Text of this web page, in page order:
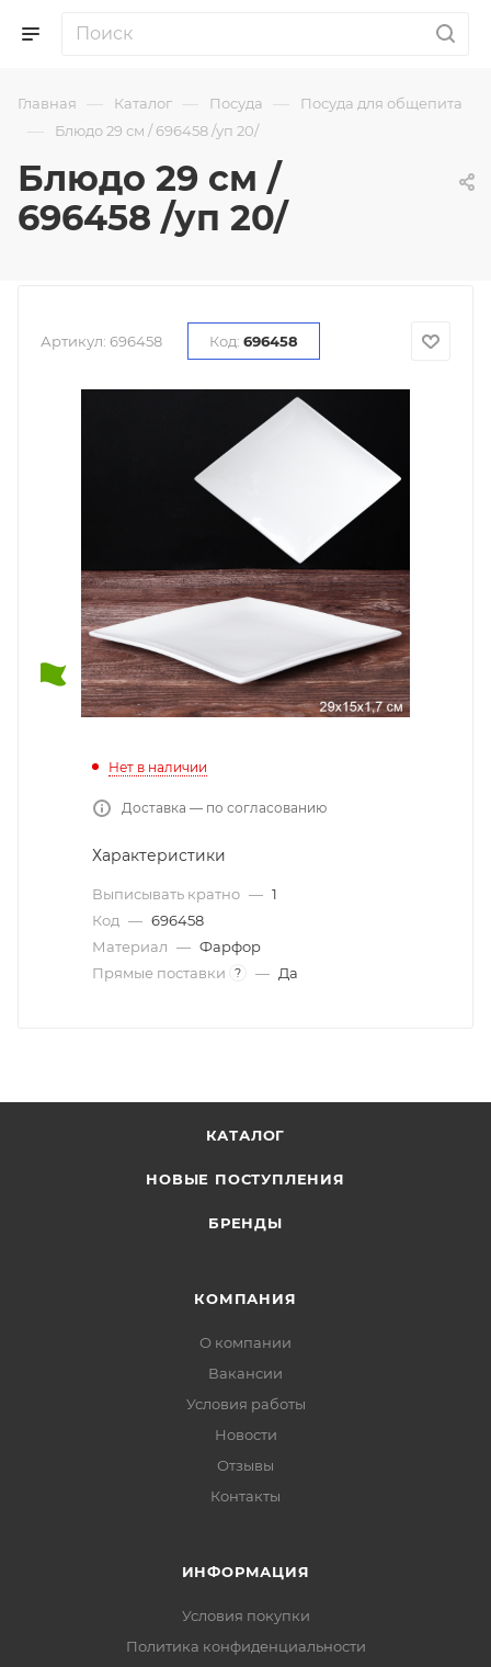
Главная — Каталог — Посуда — Посуда для общепита
— Блюдо 29 см / 696458 /уп 20/
Блюдо 29 см /
696458 /уп 20/
Артикул: 696458 Код: 696458
Нет в наличии
Доставка — по согласованию
Характеристики
Выписывать кратно — 1
Код — 696458
Материал — Фарфор
Прямые поставки
? — Да
КАТАЛОГ
НОВЫЕ ПОСТУПЛЕНИЯ
БРЕНДЫ
КОМПАНИЯ
О компании
Вакансии
Условия работы
Новости
Отзывы
Контакты
ИНФОРМАЦИЯ
Условия покупки
Политика конфиденциальности